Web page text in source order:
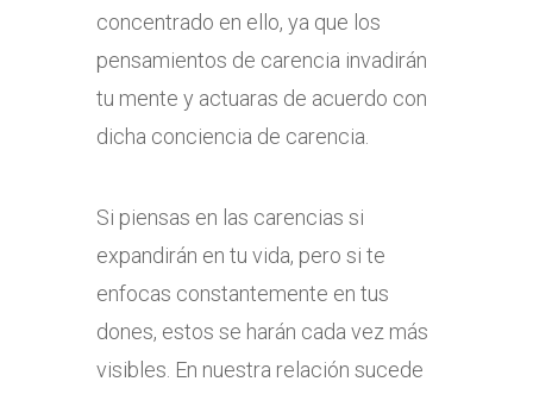
concentrado en ello, ya que los
pensamientos de carencia invadirán
tu mente y actuaras de acuerdo con
dicha conciencia de carencia.
Si piensas en las carencias si
expandirán en tu vida, pero si te
enfocas constantemente en tus
dones, estos se harán cada vez más
visibles. En nuestra relación sucede